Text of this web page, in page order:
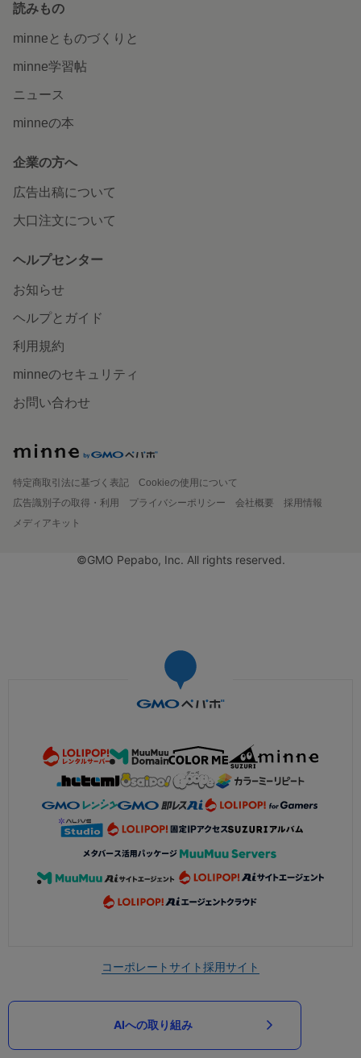
読みもの
minneとものづくりと
minne学習帖
ニュース
minneの本
企業の方へ
広告出稿について
大口注文について
ヘルプセンター
お知らせ
ヘルプとガイド
利用規約
minneのセキュリティ
お問い合わせ
特定商取引法に基づく表記
Cookieの使用について
広告識別子の取得・利用
プライバシーポリシー 会社概要
採用情報
メディアキット
©GMO Pepabo, Inc. All rights reserved.
コーポレートサイト採用サイト
AIへの取り組み